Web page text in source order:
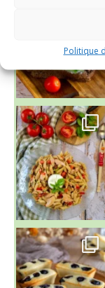
Politique
~ SALADE DE PÂTES AUX DEUX TOMATES THON ET BURRA
~ FINANCIERS MYRTILLES ET CITRON ~
Aujourd'hu